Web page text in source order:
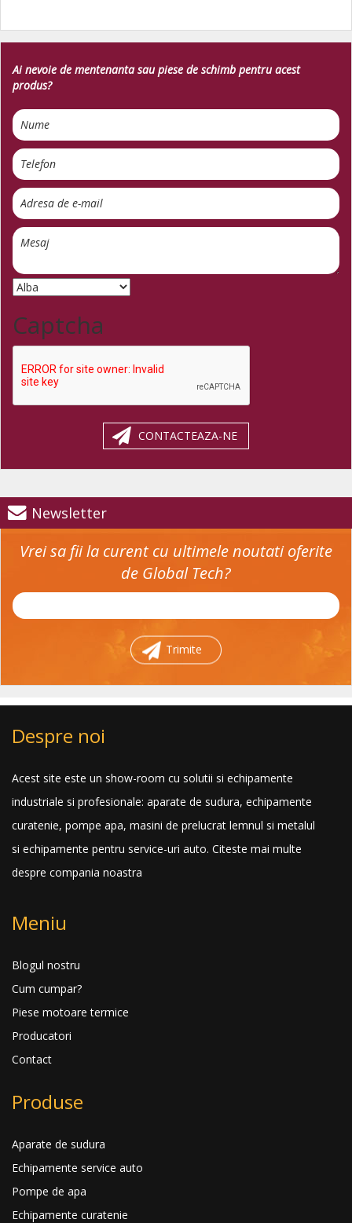
Ai nevoie de mentenanta sau piese de schimb pentru acest
produs?
Captcha
CONTACTEAZA-NE
Newsletter
Vrei sa fii la curent cu ultimele noutati oferite
de Global Tech?
Trimite
Despre noi
Acest site este un show-room cu solutii si echipamente
industriale si profesionale: aparate de sudura, echipamente
curatenie, pompe apa, masini de prelucrat lemnul si metalul
si echipamente pentru service-uri auto. Citeste mai multe
despre compania noastra
Meniu
Blogul nostru
Cum cumpar?
Piese motoare termice
Producatori
Contact
Produse
Aparate de sudura
Echipamente service auto
Pompe de apa
Echipamente curatenie